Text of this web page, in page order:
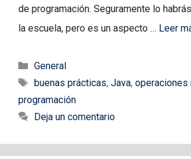
de programación. Seguramente lo
la escuela, pero es un aspecto … Leer
Categorías
General
Etiquetas
buenas prácticas, Java, operaciones
programación
Deja un comentario